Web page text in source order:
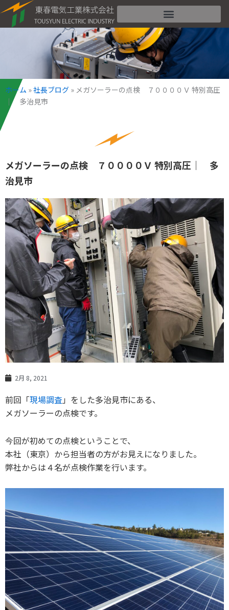
を
プ
ホーム »社長ブログ » メガソーラーの点検 ７００００Ｖ 特別高圧
｜ 多治見市
メガソーラーの点検 ７００００Ｖ 特別高圧｜ 多
治見市
2月 8, 2021
前回「現場調査」をした多治見市にある、
メガソーラーの点検です。
今回が初めての点検ということで、
本社（東京）から担当者の方がお見えになりました。
弊社からは４名が点検作業を行います。